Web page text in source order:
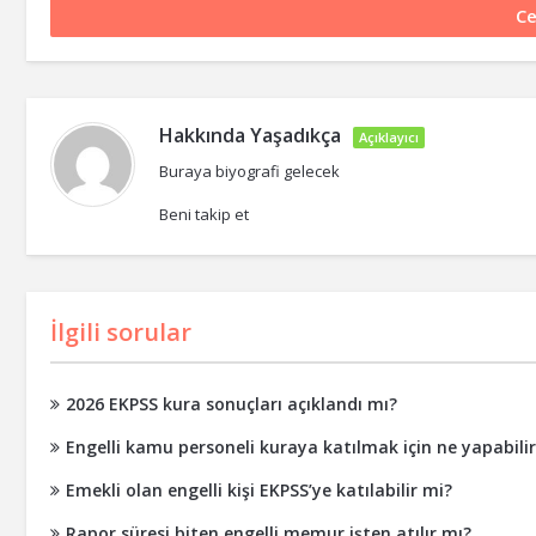
Hakkında Yaşadıkça Açıklayıcı
Buraya biyografi gelecek
Beni takip et
İlgili sorular
2026 EKPSS kura sonuçları açıklandı mı?
Engelli kamu personeli kuraya katılmak için ne
Emekli olan engelli kişi EKPSS’ye katılabilir mi?